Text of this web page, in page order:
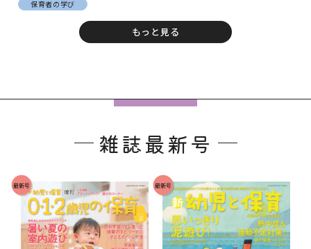
保育者の学び
もっと見る
雑誌最新号
最新号 最新号